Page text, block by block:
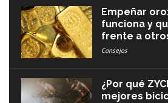
Empeñar
funciona y
frente a
Consejos
¿Por qué
mejores